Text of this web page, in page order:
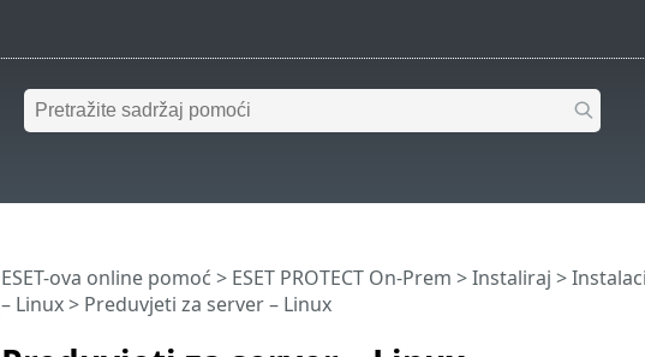
ESET-ova online pomoć > ESET PROTECT On-Prem >Instaliraj >
– Linux> Preduvjeti za server – Linux